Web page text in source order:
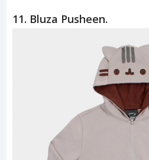
11. Bluza Pusheen.